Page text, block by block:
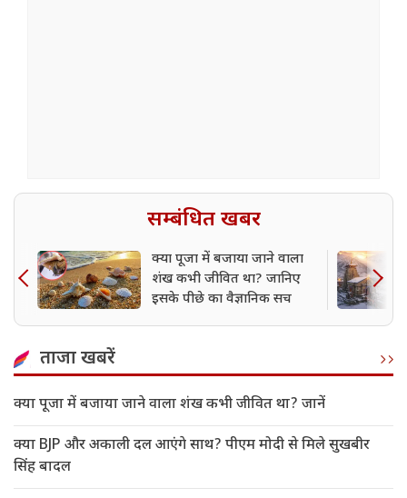
सम्बंधित खबर
क्या पूजा में बजाया जाने वाला
शंख कभी जीवित था? जानिए
इसके पीछे का वैज्ञानिक सच
ताजा खबरें
क्या पूजा में बजाया जाने वाला शंख कभी जीवित था? जानें
क्या BJP और अकाली दल आएंगे साथ? पीएम मोदी से मिले सुखबीर
सिंह बादल